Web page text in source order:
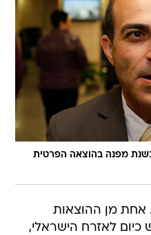
2010 תירשם כשנת מפנה בהוצאה הפרטית
אחת מן ההוצאות
המרכזית לסטטיסטיקה
הלאומית לבריאות